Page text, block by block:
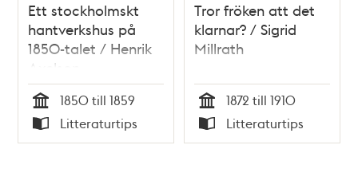
Ett stockholmskt
hantverkshus på
1850-talet / Henrik
Axelson
Tid
1850 till 1859
Typ
Litteraturtips
Tror fröken att det
klarnar? / Sigrid
Millrath
Tid
1872 till 1910
Typ
Litteraturtips